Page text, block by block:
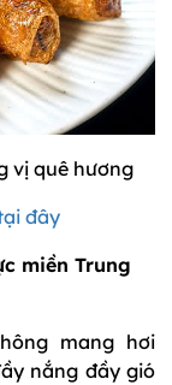
vị quê hương
đây
miền Trung
mang hơi
nắng đầy gió